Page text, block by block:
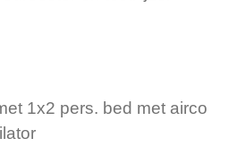
1x2 pers. bed met airco